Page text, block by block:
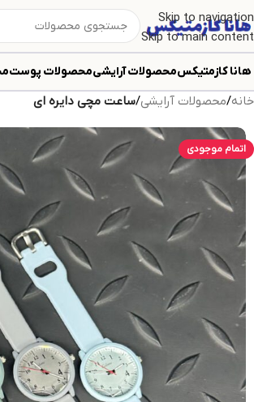
Skip to navigation
Skip to main content
هانا کازمتیکسمحصولات آرایشیمحصولات پوست
خانه/محصولات آرایشی/ساعت مچی دایره ای
اتمام موجودی